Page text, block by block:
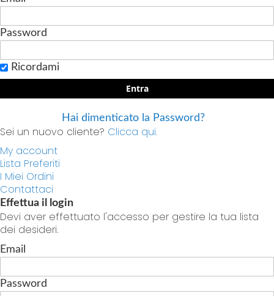
Password
Ricordami
Entra
Hai dimenticato la Password?
Sei un nuovo cliente? Clicca qui.
My account
Lista Preferiti
I Miei Ordini
Contattaci
Effettua il login
Devi aver effettuato l'accesso per gestire la tua lista
dei desideri.
Email
Password